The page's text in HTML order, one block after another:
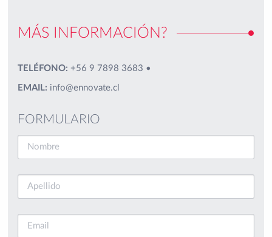
MÁS INFORMACIÓN?
TELÉFONO: +56 9 7898 3683 •
EMAIL: info@ennovate.cl
FORMULARIO